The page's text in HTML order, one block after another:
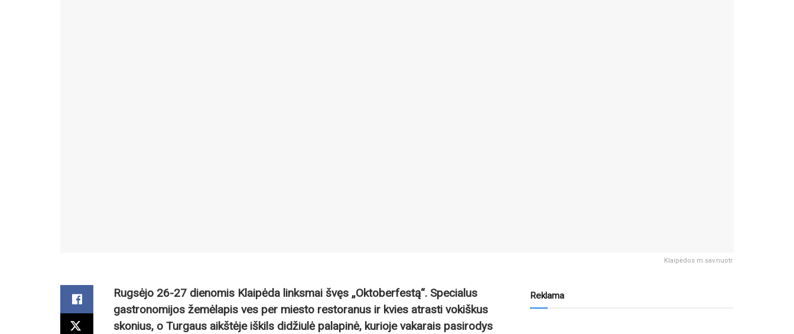
Klaipėdos m.sav.nuotr.
Rugsėjo 26-27 dienomis Klaipėda linksmai švęs „Oktoberfestą“. Specialus
gastronomijos žemėlapis ves per miesto restoranus ir kvies atrasti vokiškus
skonius, o Turgaus aikštėje iškils didžiulė palapinė, kurioje vakarais pasirodys
Reklama